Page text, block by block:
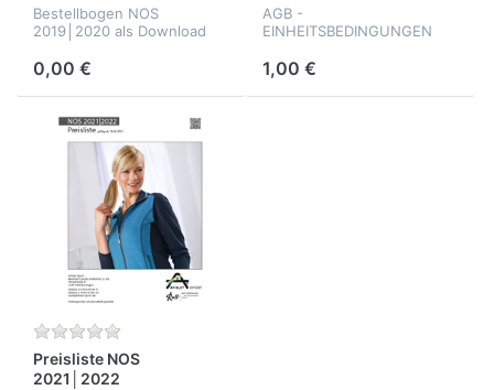
Bestellbogen NOS
2019│2020 als Download
0,00 €
AGB -
EINHEITSBEDINGUNGEN
TEXTILWIRTSCHAFT
1,00 €
Preisliste NOS
2021│2022